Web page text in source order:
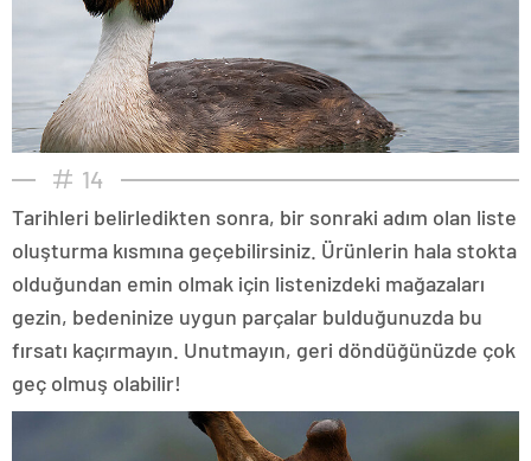
14
Tarihleri belirledikten sonra, bir sonraki adım olan liste
oluşturma kısmına geçebilirsiniz. Ürünlerin hala stokta
olduğundan emin olmak için listenizdeki mağazaları
gezin, bedeninize uygun parçalar bulduğunuzda bu
fırsatı kaçırmayın. Unutmayın, geri döndüğünüzde çok
geç olmuş olabilir!